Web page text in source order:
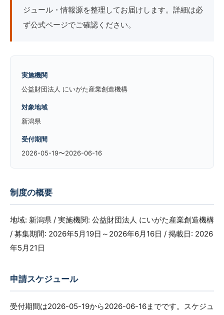
ジュール・情報源を整理してお届けします。詳細は必
ず公式ページでご確認ください。
実施機関
公益財団法人 にいがた産業創造機構
対象地域
新潟県
受付期間
2026-05-19〜2026-06-16
制度の概要
地域: 新潟県 / 実施機関: 公益財団法人 にいがた産業創造機構
/ 募集期間: 2026年5月19日～2026年6月16日 / 掲載日: 2026
年5月21日
申請スケジュール
受付期間は2026-05-19から2026-06-16までです。スケジュ